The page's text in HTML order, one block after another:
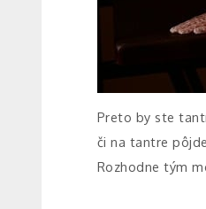
Preto by ste
či na tantre
Rozhodne tým